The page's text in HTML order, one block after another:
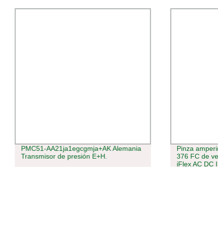
PMC51-AA21ja1egcgmja+AK Alemania
Transmisor de presión E+H.
Pinza
376 FC de
iFlex AC DC